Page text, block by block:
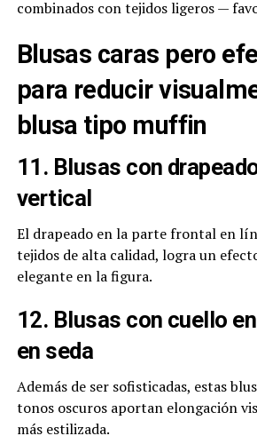
combinados con tejidos ligeros —
Blusas caras pero
para reducir
blusa tipo muffin
11. Blusas con
vertical
El drapeado en la parte frontal en
tejidos de alta calidad, logra un
elegante en la figura.
12. Blusas con cuello
en seda
Además de ser sofisticadas, estas
tonos oscuros aportan elongación
más estilizada.